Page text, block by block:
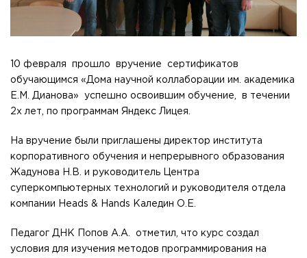
10 февраля прошло вручение сертификатов
обучающимся «Дома научной коллаборации им. академика
Е.М. Дианова» успешно освоившим обучение, в течении
2х лет, по программам Яндекс Лицея.
На вручение были приглашены директор института
корпоративного обучения и непрерывного образования
Жадунова Н.В. и руководитель Центра
суперкомпьютерных технологий и руководителя отдела
компании Heads & Hands Каледин О.Е.
Педагог ДНК Попов А.А. отметил, что курс создал
условия для изучения методов программирования на